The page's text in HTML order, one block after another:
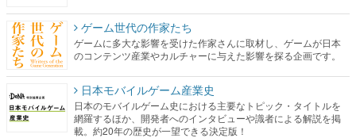
ゲーム世代の作家たち
ゲームに多大な影響を受けた作家さんに取材し、ゲームが日本
のコンテンツ産業やカルチャーに与えた影響を探る企画です。
日本モバイルゲーム産業史
日本のモバイルゲーム史における主要なトピック・タイトルを
網羅するほか、開発者へのインタビューや識者による解説を掲
載。約20年の歴史が一望できる決定版！